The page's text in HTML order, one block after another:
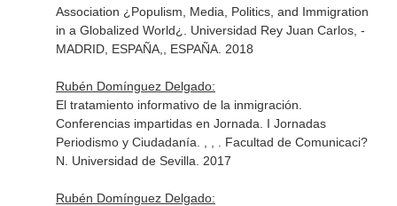
Association ¿Populism, Media, Politics, and Immigration
in a Globalized World¿. Universidad Rey Juan Carlos, -
MADRID, ESPAÑA,, ESPAÑA. 2018
Rubén Domínguez Delgado:
El tratamiento informativo de la inmigración.
Conferencias impartidas en Jornada. I Jornadas
Periodismo y Ciudadanía. , , . Facultad de Comunicaci?
N. Universidad de Sevilla. 2017
Rubén Domínguez Delgado: